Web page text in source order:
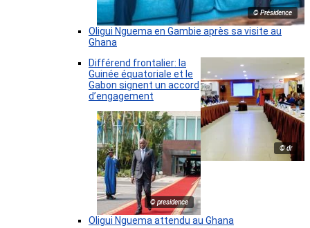
© Présidence
Oligui Nguema en Gambie après sa visite au
Ghana
© dr
Différend frontalier: la
Guinée équatoriale et le
Gabon signent un accord
d’engagement
© presidence
Oligui Nguema attendu au Ghana